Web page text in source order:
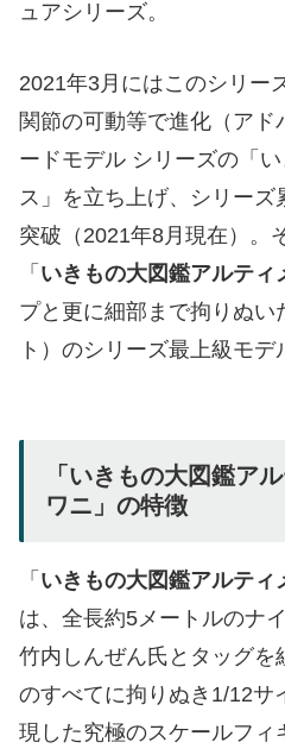
ュアシリーズ。
2021年3月にはこのシリー
関節の可動等で進化（アド
ードモデル シリーズの「
ス」を立ち上げ、シリーズ
突破（2021年8月現在）。
「 いきもの大図鑑アルティ
プと更に細部まで拘りぬい
ト）のシリーズ最上級モデ
「 いきもの大図鑑ア
ワニ 」 の特徴
「 いきもの大図鑑アルティ
は、全長約5メートルのナ
竹内しんぜん氏とタッグを
のすべてに拘りぬき1/12サ
現した究極のスケールフィ